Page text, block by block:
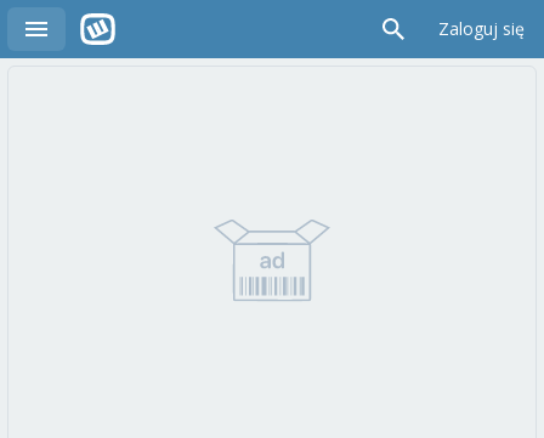
Zaloguj się